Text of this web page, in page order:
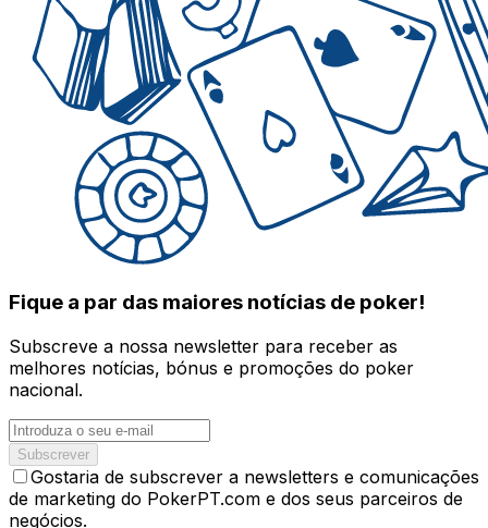
Fique a par das maiores notícias de poker!
Subscreve a nossa newsletter para receber as
melhores notícias, bónus e promoções do poker
nacional.
Subscrever
Gostaria de subscrever a newsletters e comunicações
de marketing do PokerPT.com e dos seus parceiros de
negócios.